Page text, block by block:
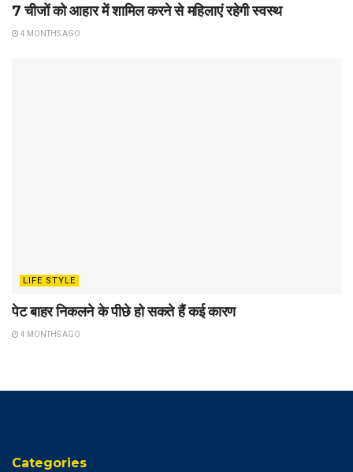
7 चीजों को आहार में शामिल करने से महिलाएं रहेगी स्वस्थ
4 MONTHS AGO
LIFE STYLE
पेट बाहर निकलने के पीछे हो सकते हैं कई कारण
4 MONTHS AGO
Categories